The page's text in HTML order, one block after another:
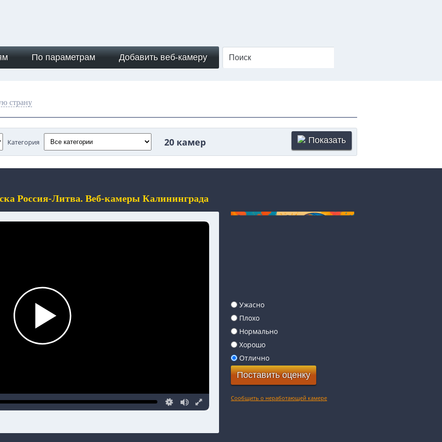
По параметрам Добавить веб-камеру
страну
Категория 20 камер Показать
Россия-Литва. Веб-камеры Калининграда
Ужасно
Плохо
Нормально
Хорошо
Отлично
Сообщить о неработающей камере